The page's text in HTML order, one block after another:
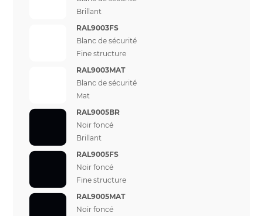
Brillant
RAL9003FS
Blanc de sécurité
Fine structure
RAL9003MAT
Blanc de sécurité
Mat
RAL9005BR
Noir foncé
Brillant
RAL9005FS
Noir foncé
Fine structure
RAL9005MAT
Noir foncé